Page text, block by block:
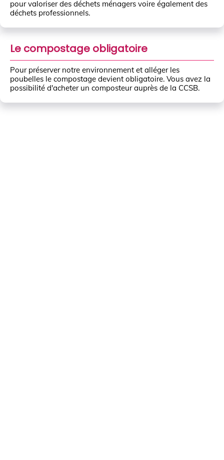
pour valoriser des déchets ménagers voire également des
déchets professionnels.
Le compostage obligatoire
Pour préserver notre environnement et alléger les
poubelles le compostage devient obligatoire. Vous avez la
possibilité d'acheter un composteur auprès de la CCSB.